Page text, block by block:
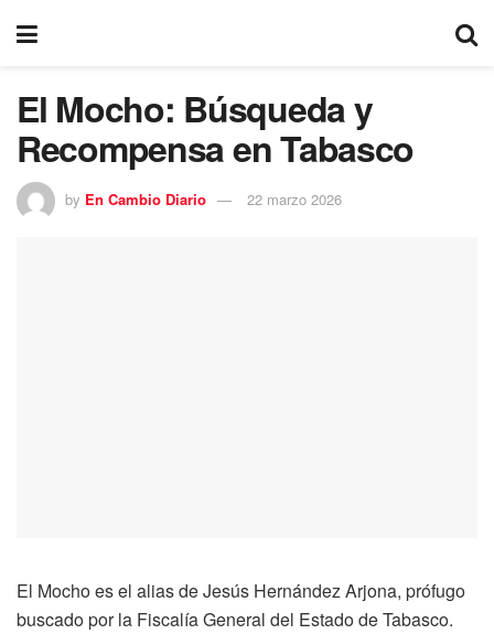
El Mocho: Búsqueda y
Recompensa en Tabasco
by En Cambio Diario 22 marzo 2026
El Mocho es el alias de Jesús Hernández Arjona, prófugo
buscado por la Fiscalía General del Estado de Tabasco.